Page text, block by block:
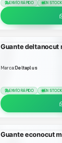
ENVÍO RÁPIDO EN STOCK
Guante deltanocut
Marca:Deltaplus
ENVÍO RÁPIDO EN STOCK
Guante econocut